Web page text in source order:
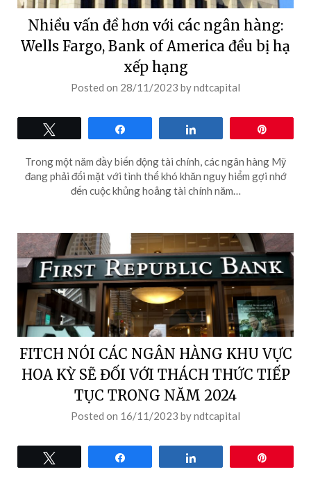
Nhiều vấn đề hơn với các ngân hàng:
Wells Fargo, Bank of America đều bị hạ
xếp hạng
Posted on 28/11/2023 byndtcapital
Trong một năm đầy biến động tài chính, các ngân hàng Mỹ
đang phải đối mặt với tình thế khó khăn nguy hiểm gợi nhớ
đến cuộc khủng hoảng tài chính năm…
FITCH NÓI CÁC NGÂN HÀNG KHU VỰC
HOA KỲ SẼ ĐỐI VỚI THÁCH THỨC TIẾP
TỤC TRONG NĂM 2024
Posted on 16/11/2023 byndtcapital